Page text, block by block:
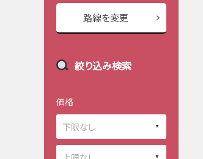
路線を変更
絞り込み検索
価格